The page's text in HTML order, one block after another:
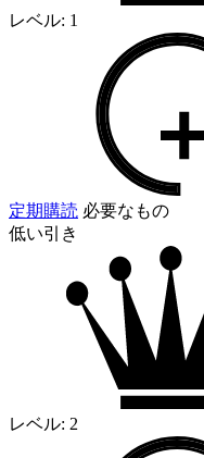
レベル: 1
定期購読 必要なもの
低い引き
レベル: 2